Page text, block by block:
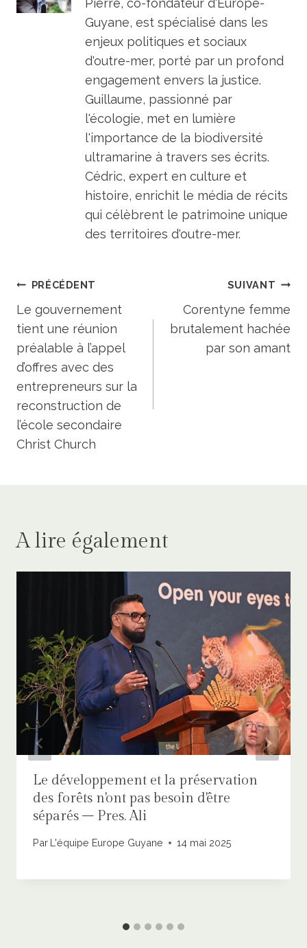
Pierre, co-fondateur d'Europe-
Guyane, est spécialisé dans les
enjeux politiques et sociaux
d'outre-mer, porté par un profond
engagement envers la justice.
Guillaume, passionné par
l'écologie, met en lumière
l'importance de la biodiversité
ultramarine à travers ses écrits.
Cédric, expert en culture et
histoire, enrichit le média de récits
qui célèbrent le patrimoine unique
des territoires d'outre-mer.
Navigation
de
l’article
PRÉCÉDENT
Le gouvernement
tient une réunion
préalable à l’appel
d’offres avec des
entrepreneurs sur la
reconstruction de
l’école secondaire
Christ Church
SUIVANT
Corentyne femme
brutalement hachée
par son amant
A lire également
Le développement et la préservation
des forêts n'ont pas besoin d'être
séparés – Pres. Ali
Par L'équipe Europe Guyane 14 mai 2025